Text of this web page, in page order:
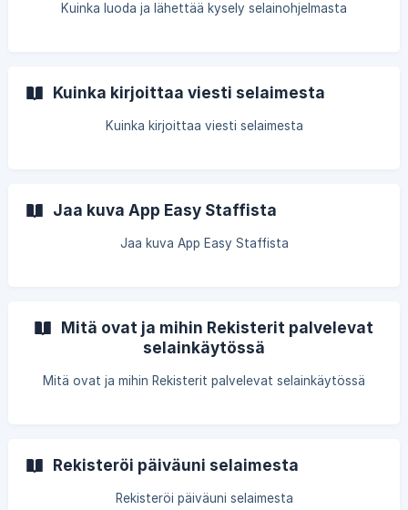
Kuinka luoda ja lähettää kysely selainohjelmasta
Kuinka kirjoittaa viesti selaimesta
Kuinka kirjoittaa viesti selaimesta
Jaa kuva App Easy Staffista
Jaa kuva App Easy Staffista
Mitä ovat ja mihin Rekisterit palvelevat
selainkäytössä
Mitä ovat ja mihin Rekisterit palvelevat selainkäytössä
Rekisteröi päiväuni selaimesta
Rekisteröi päiväuni selaimesta